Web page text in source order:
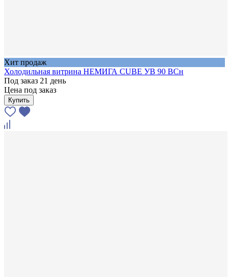
Хит продаж
Холодильная витрина НЕМИГА CUBE УВ 90 ВСн
Под заказ 21 день
Цена под заказ
Купить